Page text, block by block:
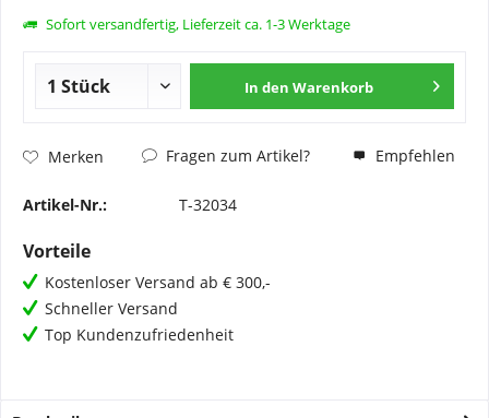
Sofort versandfertig, Lieferzeit ca. 1-3 Werktage
In den Warenkorb
Merken Fragen zum Artikel? Empfehlen
Artikel-Nr.: T-32034
Vorteile
Kostenloser Versand ab € 300,-
Schneller Versand
Top Kundenzufriedenheit